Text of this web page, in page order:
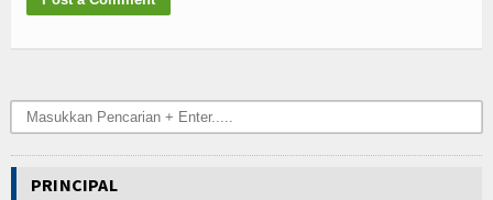
PRINCIPAL